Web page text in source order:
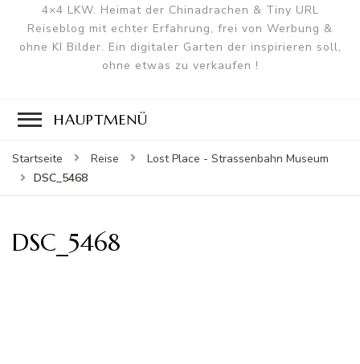
4×4 LKW. Heimat der Chinadrachen & Tiny URL
Reiseblog mit echter Erfahrung, frei von Werbung &
ohne KI Bilder. Ein digitaler Garten der inspirieren soll,
ohne etwas zu verkaufen !
HAUPTMENÜ
Startseite Reise
Lost Place - Strassenbahn Museum
DSC_5468
DSC_5468